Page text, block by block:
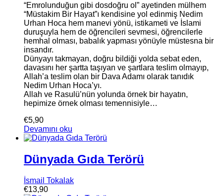
“Emrolunduğun gibi dosdoğru ol” ayetinden mülhem
“Müstakim Bir Hayat”ı kendisine yol edinmiş Nedim
Urhan Hoca hem manevi yönü, istikameti ve İslami
duruşuyla hem de öğrencileri sevmesi, öğrencilerle
hemhal olması, babalık yapması yönüyle müstesna bir
insandır.
Dünyayı takmayan, doğru bildiği yolda sebat eden,
davasını her şartta taşıyan ve şartlara teslim olmayıp,
Allah’a teslim olan bir Dava Adamı olarak tanıdık
Nedim Urhan Hoca’yı.
Allah ve Rasulü’nün yolunda örnek bir hayatın,
hepimize örnek olması temennisiyle…
€5,90
Devamını oku
Dünyada Gıda Terörü
İsmail Tokalak
€13,90